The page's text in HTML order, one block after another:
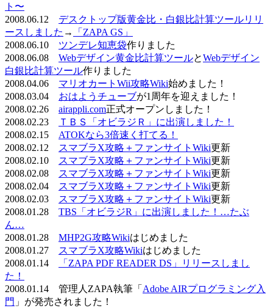
ト〜
2008.06.12 デスクトップ版黄金比・白銀比計算ツールリリ
ースしました →
「ZAPA GS」
2008.06.10 ツンデレ知恵袋作りました
2008.06.08 Webデザイン黄金比計算ツールとWebデザイン
白銀比計算ツール作りました
2008.04.06 マリオカートWii攻略Wiki始めました！
2008.03.04 おはようチューブが1周年を迎えました！
2008.02.26 airappli.com正式オープンしました！
2008.02.23
ＴＢＳ「オビラジＲ」に出演しました！
2008.02.15 ATOKなら3倍速く打てる！
2008.02.12
スマブラX攻略＋ファンサイトWiki更新
2008.02.10
スマブラX攻略＋ファンサイトWiki更新
2008.02.08
スマブラX攻略＋ファンサイトWiki更新
2008.02.04
スマブラX攻略＋ファンサイトWiki更新
2008.02.03
スマブラX攻略＋ファンサイトWiki更新
2008.01.28 TBS「オビラジR」に出演しました！…たぶ
ん…
2008.01.28 MHP2G攻略Wikiはじめました
2008.01.27
スマブラX攻略Wikiはじめました
2008.01.14
「ZAPA PDF READER DS」リリースしまし
た！
2008.01.14 管理人ZAPA執筆「 Adobe AIRプログラミング入
門 」が発売されました！